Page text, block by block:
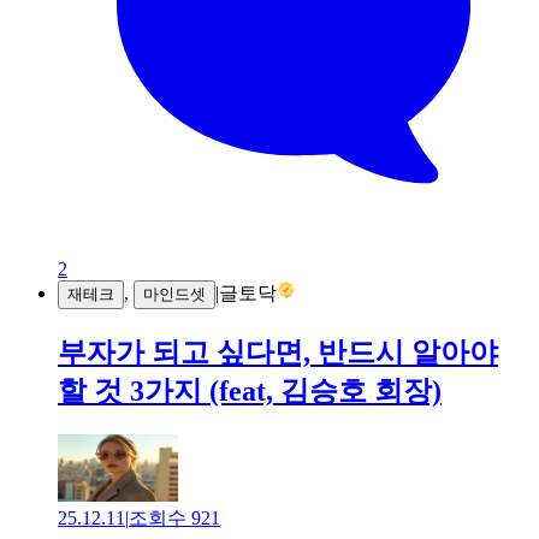
2
재테크 , 마인드셋 |글토닥
부자가 되고 싶다면, 반드시 알아야
할 것 3가지 (feat, 김승호 회장)
25.12.11 |조회수 921